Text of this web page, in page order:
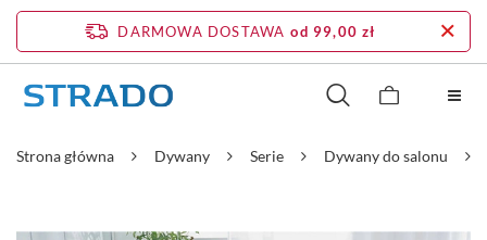
DARMOWA DOSTAWA od 99,00 zł
Strona główna Dywany Serie Dywany do salonu